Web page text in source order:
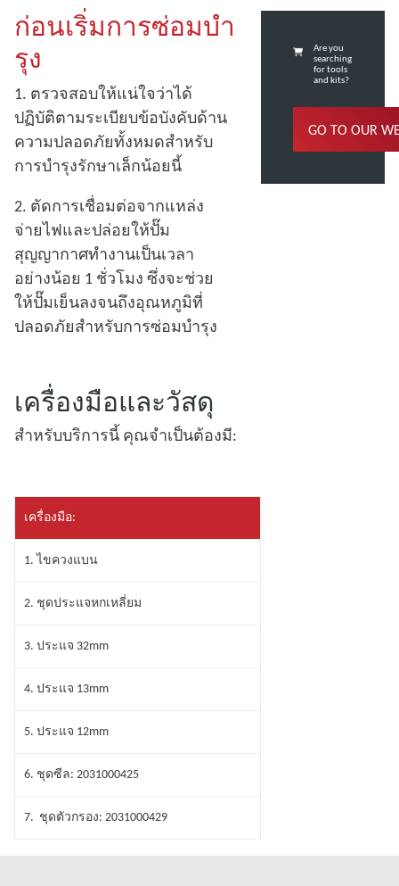
ก่อนเริ่มการซ่อมบํา
รุง
1. ตรวจสอบให้แน่ใจว่าได้
ปฏิบัติตามระเบียบข้อบังคับด้าน
ความปลอดภัยทั้งหมดสําหรับ
การบํารุงรักษาเล็กน้อยนี้
2. ตัดการเชื่อมต่อจากแหล่ง
จ่ายไฟและปล่อยให้ปั๊ม
สุญญากาศทํางานเป็นเวลา
อย่างน้อย 1 ชั่วโมง ซึ่งจะช่วย
ให้ปั๊มเย็นลงจนถึงอุณหภูมิที่
ปลอดภัยสําหรับการซ่อมบํารุง
Are you
searching
for tools
and kits?
GO TO OUR
เครื่องมือและวัสดุ
สําหรับบริการนี้ คุณจําเป็นต้องมี:
เครื่องมือ:
1. ไขควงแบน
2. ชุดประแจหกเหลี่ยม
3. ประแจ 32mm
4. ประแจ 13mm
5. ประแจ 12mm
6. ชุดซีล: 2031000425
7. ชุดตัวกรอง: 2031000429